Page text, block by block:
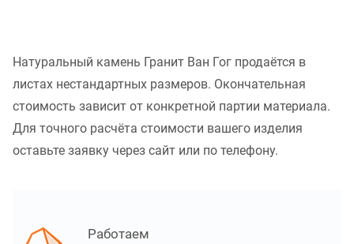
Натуральный камень Гранит Ван Гог продаётся в
листах нестандартных размеров. Окончательная
стоимость зависит от конкретной партии материала.
Для точного расчёта стоимости вашего изделия
оставьте заявку через сайт или по телефону.
Работаем